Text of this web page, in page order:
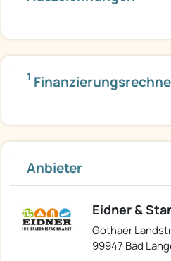
1
Anbieter
Eidner &
Gothaer
99947 Bad